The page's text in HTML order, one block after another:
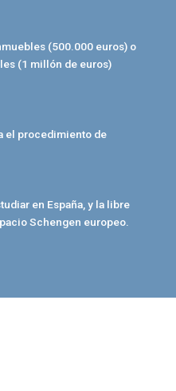
(500.000 euros) o
(1 millón de euros)
el procedimiento de
en España, y la libre
Schengen europeo.